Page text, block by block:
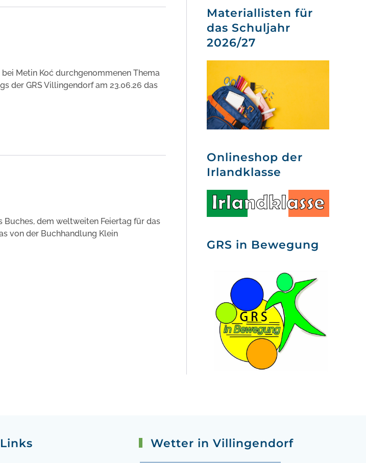
Metin Koć durchgenommenen Thema
der GRS Villingendorf am 23.06.26 das
dem weltweiten Feiertag für das
von der Buchhandlung Klein
Materiallisten für
das Schuljahr
2026/27
Onlineshop der
Irlandklasse
GRS in Bewegung
Wetter in Villingendorf